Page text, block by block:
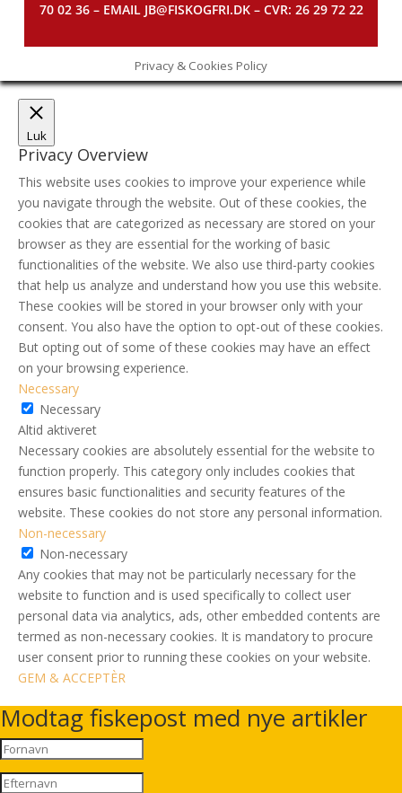
70 02 36 – EMAIL JB@FISKOGFRI.DK – CVR: 26 29 72 22
Privacy & Cookies Policy
Luk
Privacy Overview
This website uses cookies to improve your experience while
you navigate through the website. Out of these cookies, the
cookies that are categorized as necessary are stored on your
browser as they are essential for the working of basic
functionalities of the website. We also use third-party cookies
that help us analyze and understand how you use this website.
These cookies will be stored in your browser only with your
consent. You also have the option to opt-out of these cookies.
But opting out of some of these cookies may have an effect
on your browsing experience.
Necessary
Necessary
Altid aktiveret
Necessary cookies are absolutely essential for the website to
function properly. This category only includes cookies that
ensures basic functionalities and security features of the
website. These cookies do not store any personal information.
Non-necessary
Non-necessary
Any cookies that may not be particularly necessary for the
website to function and is used specifically to collect user
personal data via analytics, ads, other embedded contents are
termed as non-necessary cookies. It is mandatory to procure
user consent prior to running these cookies on your website.
GEM & ACCEPTÈR
Modtag fiskepost med nye artikler